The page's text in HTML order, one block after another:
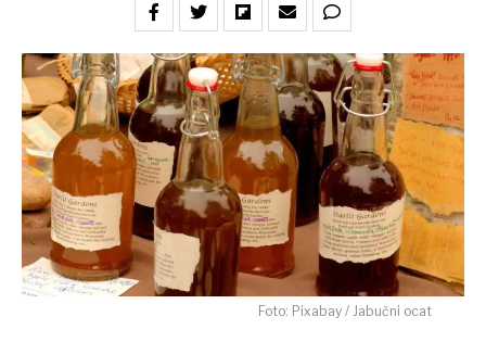
Foto: Pixabay / Jabučni ocat